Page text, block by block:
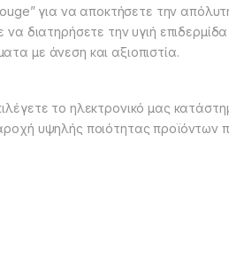
για να αποκτήσετε την
να διατηρήσετε την υγιή
με άνεση και αξιοπιστία.
το ηλεκτρονικό μας
υψηλής ποιότητας προϊόντων